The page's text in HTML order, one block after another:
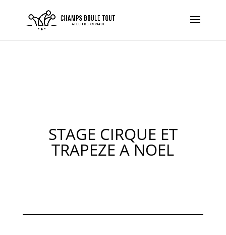
STAGE CIRQUE ET
TRAPEZE A NOEL